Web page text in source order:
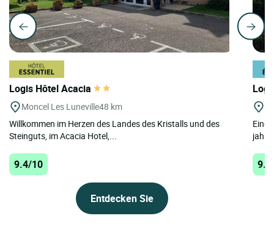
Logis Hôtel Acacia
Moncel Les Luneville48 km
Willkommen im Herzen des Landes des Kristalls und des
Steinguts, im Acacia Hotel,...
9.4/10
Entdecken Sie